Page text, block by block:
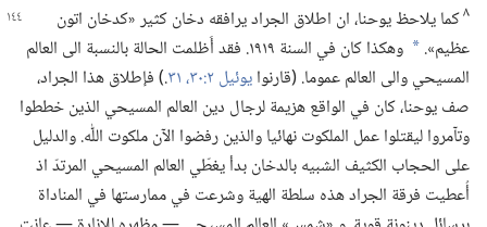
٨كما يلاحظ يوحنا،‏ ان اطلاق الجراد يرافقه دخانكثير «كدخان اتون
عظيم».‏ *
وهكذا كان في السنة ١٩١٩.‏ فقد أَظلمت الحالة بالنسبة الى العالم
المسيحي والى العالم عموما.‏ (‏قارنوايوئيل ٢:‏​٣٠،‏ ٣١
‏.‏)‏ فإطلاق هذا الجراد،‏
صف يوحنا،‏ كان في الواقع هزيمة لرجال دين العالم المسيحي الذين خططوا
وتآمروا ليقتلوا عمل الملكوت نهائيا والذين رفضوا الآن ملكوت اللّٰه.‏ والدليل
على الحجاب الكثيف الشبيه بالدخان بدأ يغطّي العالم المسيحي المرتدّ اذ
أُعطيت فرقة الجراد هذه سلطة الهية وشرعت في ممارستها في المناداة